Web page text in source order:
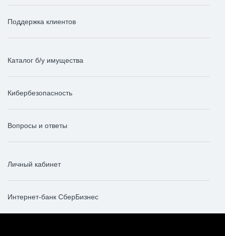
Поддержка клиентов
Каталог б/у имущества
Кибербезопасность
Вопросы и ответы
Личный кабинет
Интернет-банк СберБизнес